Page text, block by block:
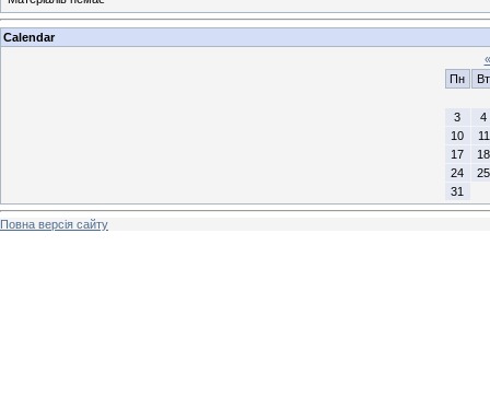
Calendar
«
Пн
Вт
3
4
10
11
17
18
24
25
31
Повна версія сайту